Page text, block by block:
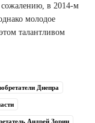
сожалению, в 2014-м
молодое
талантливом
Днепра
Андрей Зорин